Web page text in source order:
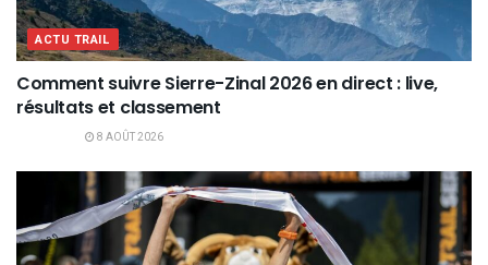
ACTU TRAIL
Comment suivre Sierre-Zinal 2026 en direct : live,
résultats et classement
8 AOÛT 2026